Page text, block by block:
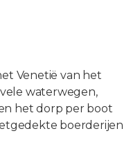
Venetië van het
waterwegen,
het dorp per boot
boerderijen